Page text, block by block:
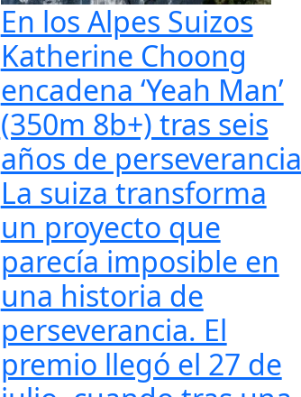
En los Alpes Suizos
Katherine Choong
encadena ‘Yeah Man’
(350m 8b+) tras seis
años de perseverancia
La suiza transforma
un proyecto que
parecía imposible en
una historia de
perseverancia. El
premio llegó el 27 de